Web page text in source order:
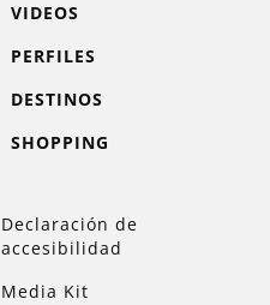
VIDEOS
PERFILES
DESTINOS
SHOPPING
Declaración de
accesibilidad
Media Kit